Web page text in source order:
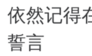
依然记得
誓言